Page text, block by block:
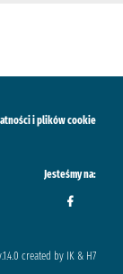
i plików cookie
Jesteśmy na:
created by IK & H7